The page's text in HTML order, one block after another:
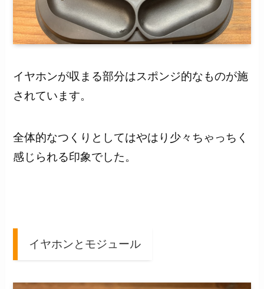
イヤホンが収まる部分はスポンジ的なものが施
されています。
全体的なつくりとしてはやはり少々ちゃっちく
感じられる印象でした。
イヤホンとモジュール